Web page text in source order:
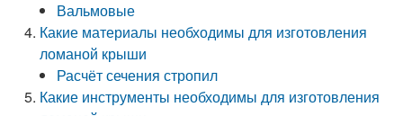
Вальмовые
Какие материалы необходимы для изготовления
ломаной крыши
Расчёт сечения стропил
Какие инструменты необходимы для изготовления